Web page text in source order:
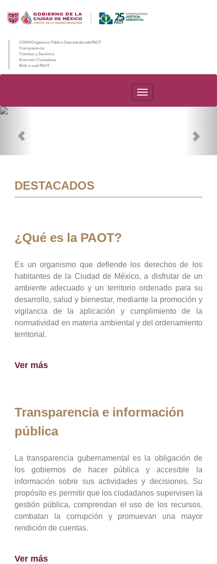
CDMX/Organismo Público Descentralizado/PAOT
Transparencia
Trámites y Servicios
Atención Ciudadana
Web e-mail PAOT
PAOT
DESTACADOS
¿Qué es la PAOT?
Es un organismo que defiende los derechos de los
habitantes de la Ciudad de México, a disfrutar de un
ambiente adecuado y un territorio ordenado para su
desarrollo, salud y bienestar, mediante la promoción y
vigilancia de la aplicación y cumplimiento de la
normatividad en materia ambiental y del ordenamiento
territorial.
Ver más
Transparencia e información
pública
La transparencia gubernamental es la obligación de
los gobiernos de hacer pública y accesible la
información sobre sus actividades y decisiones. Su
propósito es permitir que los ciudadanos supervisen la
gestión pública, comprendan el uso de los recursos,
combatan la corrupción y promuevan una mayor
rendición de cuentas.
Ver más